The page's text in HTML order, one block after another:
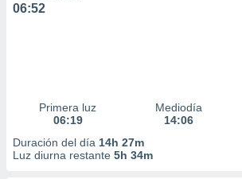
06:52
Primera luz
06:19
Mediodía
14:06
Duración del día 14h 27m
Luz diurna restante 5h 34m